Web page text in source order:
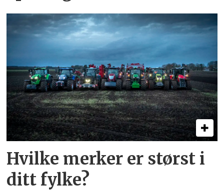
Hvilke merker er størst i
ditt fylke?